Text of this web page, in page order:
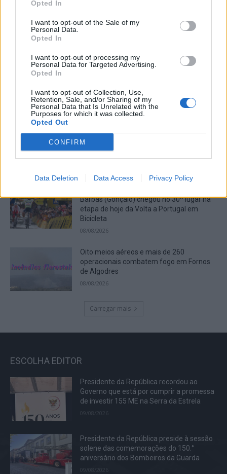
Opted In
I want to opt-out of the Sale of my
Personal Data.
Opted In
I want to opt-out of processing my
Personal Data for Targeted Advertising.
Opted In
I want to opt-out of Collection, Use,
Retention, Sale, and/or Sharing of my
Personal Data that Is Unrelated with the
Purposes for which it was collected.
Opted Out
CONFIRM
Data Deletion Data Access Privacy Policy
de investir 155 ME na Serra da Estrela
09/08/2026
Presidente da República preside à sessão
solene das comemorações do 150.°
aniversário dos Bombeiros da Guarda
Barbas (Gonçalo) chegou no 30º lugar na
etapa de hoje da Volta a Portugal em
Bicicleta
08/08/2026
Oito meios aéreos e mais de 260
operacionais combatem fogo em Fornos
de Algodres
08/08/2026
Carregar mais
ESCOLHA EDITOR
Presidente da República recordou ao
Governo que está por cumprir a promessa
de investir 155 ME na Serra da Estrela
09/08/2026
Presidente da República preside à sessão
solene das comemorações do 150.°
aniversário dos Bombeiros da Guarda
09/08/2026